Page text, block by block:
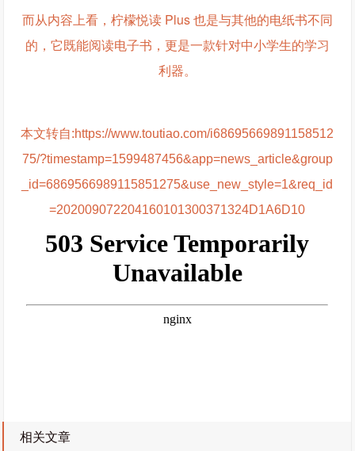
而从内容上看，柠檬悦读 Plus 也是与其他的电纸书不同
的，它既能阅读电子书，更是一款针对中小学生的学习
利器。
本文转自:https://www.toutiao.com/i68695669891158512
75/?timestamp=1599487456&app=news_article&group
_id=6869566989115851275&use_new_style=1&req_id
=202009072204160101300371324D1A6D10
相关文章